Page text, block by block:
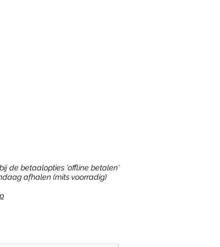
de betaalopties 'offline betalen'
afhalen (mits voorradig)